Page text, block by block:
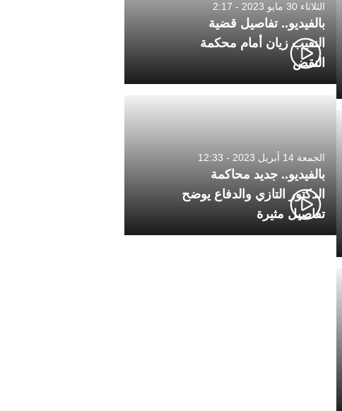
الثلاثاء 30 مايو 2023 - 2:17
بالفيديو.. تفاصيل قضية
النقيب زيان أمام محكمة
النقض
الجمعة 14 أبريل 2023 - 12:33
بالفيديو.. جديد محاكمة
الدكتور التازي والدفاع يوضح
تفاصيل مثيرة